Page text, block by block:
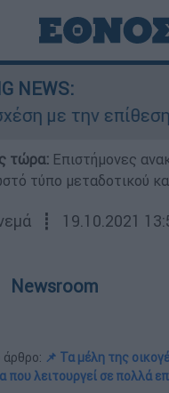
NEWS:
την επίθεση»
τώρα: Επιστήμονες
τύπο μεταδοτικού
┋ 19.10.2021
Newsroom
άρθρο: 📌 Τα μέλη της
που λειτουργεί σε πολλά